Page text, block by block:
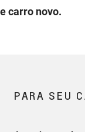
carro novo.